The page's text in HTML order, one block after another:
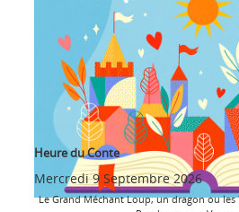
Heure du Conte
Mercredi 9 Septembre 2026
Le Grand Méchant Loup, un dragon ou